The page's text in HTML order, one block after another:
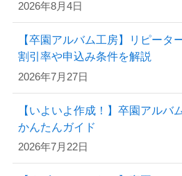
2026年8月4日
【卒園アルバム工房】リピータ
割引率や申込み条件を解説
2026年7月27日
【いよいよ作成！】卒園アルバ
かんたんガイド
2026年7月22日